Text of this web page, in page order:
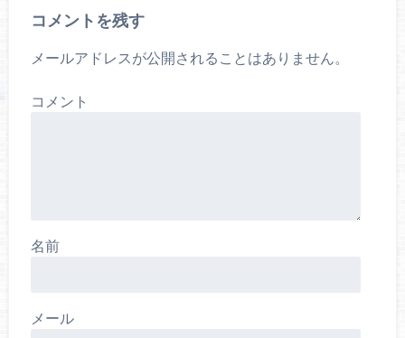
コメントを残す
メールアドレスが公開されることはありません。
コメント
名前
メール